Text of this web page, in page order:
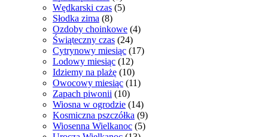
Wędkarski czas (5)
Słodka zima (8)
Ozdoby choinkowe (4)
Świąteczny czas (24)
Cytrynowy miesiąc (17)
Lodowy miesiąc (12)
Idziemy na plażę (10)
Owocowy miesiąc (11)
Zapach piwonii (10)
Wiosna w ogrodzie (14)
Kosmiczna pszczółka (9)
Wiosenna Wielkanoc (5)